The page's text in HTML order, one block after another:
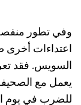
وفي تطور
اعتداءات
السويس. فقد
يعمل مع
للضرب في يوم